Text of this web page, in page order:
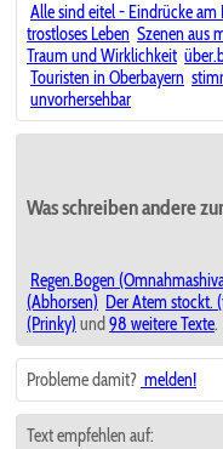
Alle sind eitel - Eindrücke
trostloses Leben Szenen aus
Traum und Wirklichkeit
Touristen in Oberbayern
unvorhersehbar
Was schreiben andere
Regen.Bogen
(Abhorsen) Der Atem stockt.
(Prinky) und 98 weitere Texte.
Probleme damit? melden!
Text empfehlen auf: